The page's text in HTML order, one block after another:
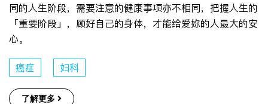
同的人生阶段，需要注意的健康事项亦不相同，把握人生的
「重要阶段」，顾好自己的身体，才能给爱妳的人最大的安
心。
癌症 妇科
了解更多